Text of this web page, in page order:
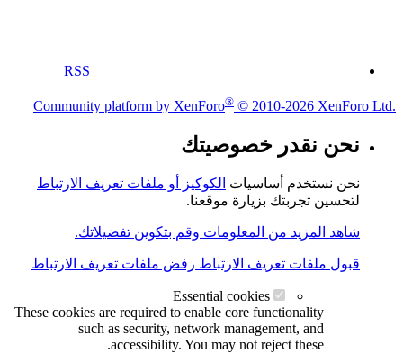
RSS
Community platform by XenForo® © 2010-2026 XenForo Ltd.
نحن نقدر خصوصيتك
نحن نستخدم أساسيات الكوكيز أو ملفات تعريف الارتباط
لتحسين تجربتك بزيارة موقعنا.
شاهد المزيد من المعلومات وقم بتكوين تفضيلاتك.
قبول ملفات تعريف الارتباط رفض ملفات تعريف الارتباط
Essential cookies
These cookies are required to enable core functionality
such as security, network management, and
accessibility. You may not reject these.